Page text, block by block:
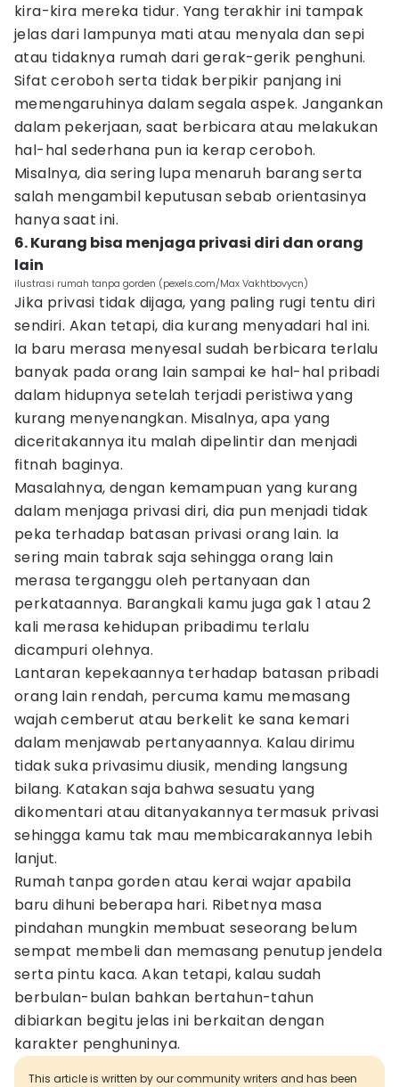
kira-kira mereka tidur. Yang terakhir ini tampak
jelas dari lampunya mati atau menyala dan sepi
atau tidaknya rumah dari gerak-gerik penghuni.
Sifat ceroboh serta tidak berpikir panjang ini
memengaruhinya dalam segala aspek. Jangankan
dalam pekerjaan, saat berbicara atau melakukan
hal-hal sederhana pun ia kerap ceroboh.
Misalnya, dia sering lupa menaruh barang serta
salah mengambil keputusan sebab orientasinya
hanya saat ini.
6. Kurang bisa menjaga privasi diri dan orang
lain
ilustrasi rumah tanpa gorden (pexels.com/Max Vakhtbovycn)
Jika privasi tidak dijaga, yang paling rugi tentu diri
sendiri. Akan tetapi, dia kurang menyadari hal ini.
Ia baru merasa menyesal sudah berbicara terlalu
banyak pada orang lain sampai ke hal-hal pribadi
dalam hidupnya setelah terjadi peristiwa yang
kurang menyenangkan. Misalnya, apa yang
diceritakannya itu malah dipelintir dan menjadi
fitnah baginya.
Masalahnya, dengan kemampuan yang kurang
dalam menjaga privasi diri, dia pun menjadi tidak
peka terhadap batasan privasi orang lain. Ia
sering main tabrak saja sehingga orang lain
merasa terganggu oleh pertanyaan dan
perkataannya. Barangkali kamu juga gak 1 atau 2
kali merasa kehidupan pribadimu terlalu
dicampuri olehnya.
Lantaran kepekaannya terhadap batasan pribadi
orang lain rendah, percuma kamu memasang
wajah cemberut atau berkelit ke sana kemari
dalam menjawab pertanyaannya. Kalau dirimu
tidak suka privasimu diusik, mending langsung
bilang. Katakan saja bahwa sesuatu yang
dikomentari atau ditanyakannya termasuk privasi
sehingga kamu tak mau membicarakannya lebih
lanjut.
Rumah tanpa gorden atau kerai wajar apabila
baru dihuni beberapa hari. Ribetnya masa
pindahan mungkin membuat seseorang belum
sempat membeli dan memasang penutup jendela
serta pintu kaca. Akan tetapi, kalau sudah
berbulan-bulan bahkan bertahun-tahun
dibiarkan begitu jelas ini berkaitan dengan
karakter penghuninya.
This article is written by our community writers and has been